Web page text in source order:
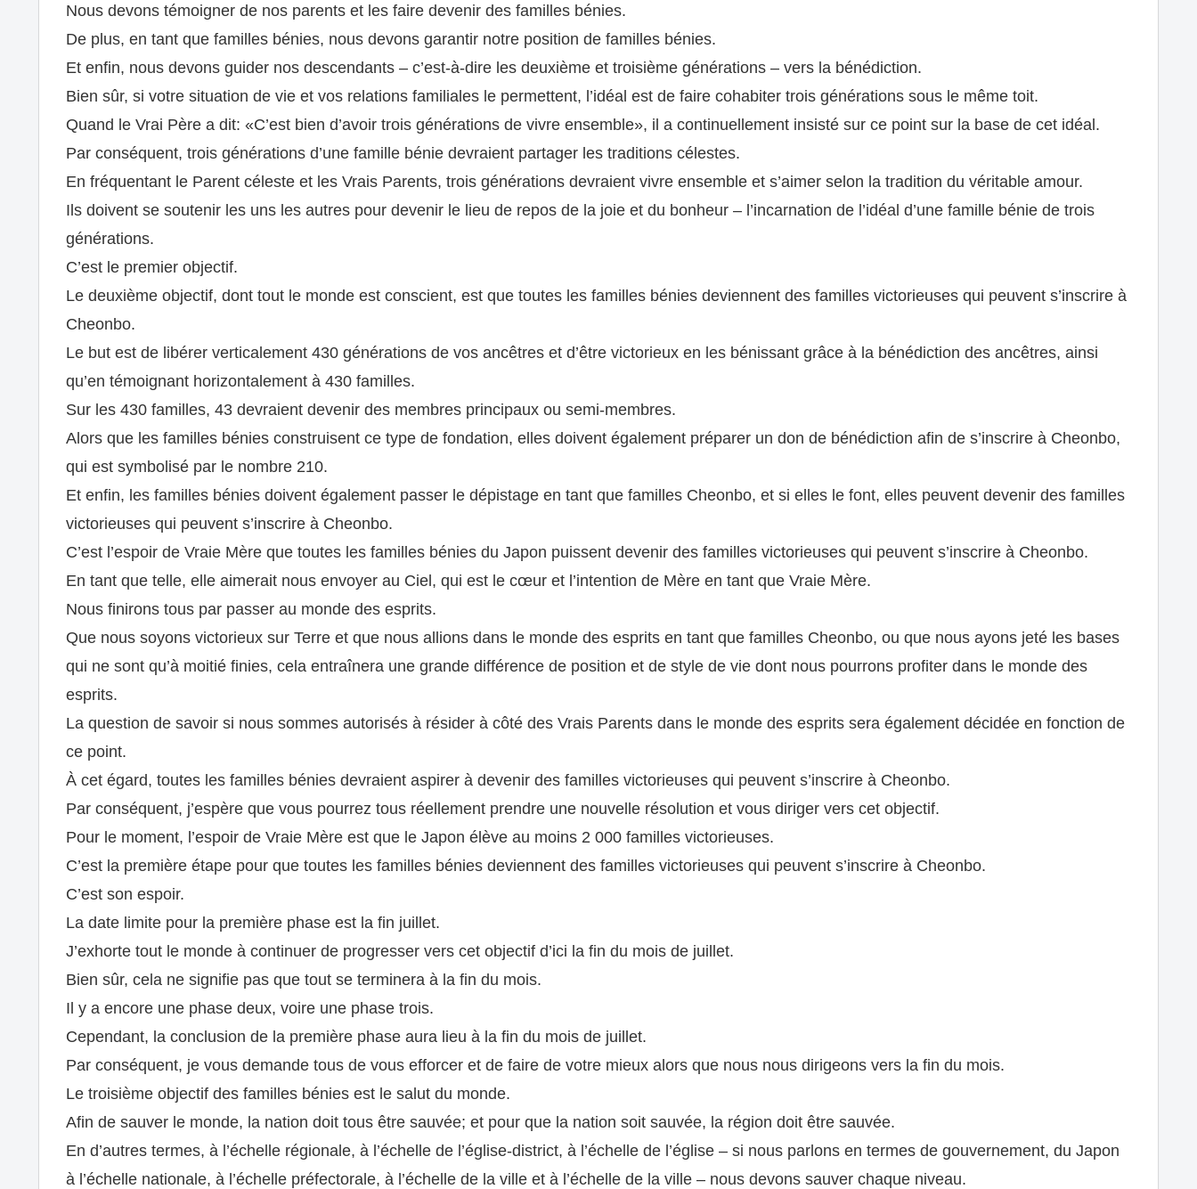
Nous devons témoigner de nos parents et les faire devenir des familles bénies.
De plus, en tant que familles bénies, nous devons garantir notre position de familles bénies.
Et enfin, nous devons guider nos descendants – c’est-à-dire les deuxième et troisième générations – vers la bénédiction.
Bien sûr, si votre situation de vie et vos relations familiales le permettent, l’idéal est de faire cohabiter trois générations sous le même toit.
Quand le Vrai Père a dit: «C’est bien d’avoir trois générations de vivre ensemble», il a continuellement insisté sur ce point sur la base de cet idéal.
Par conséquent, trois générations d’une famille bénie devraient partager les traditions célestes.
En fréquentant le Parent céleste et les Vrais Parents, trois générations devraient vivre ensemble et s’aimer selon la tradition du véritable amour.
Ils doivent se soutenir les uns les autres pour devenir le lieu de repos de la joie et du bonheur – l’incarnation de l’idéal d’une famille bénie de trois
générations.
C’est le premier objectif.
Le deuxième objectif, dont tout le monde est conscient, est que toutes les familles bénies deviennent des familles victorieuses qui peuvent s’inscrire à
Cheonbo.
Le but est de libérer verticalement 430 générations de vos ancêtres et d’être victorieux en les bénissant grâce à la bénédiction des ancêtres, ainsi
qu’en témoignant horizontalement à 430 familles.
Sur les 430 familles, 43 devraient devenir des membres principaux ou semi-membres.
Alors que les familles bénies construisent ce type de fondation, elles doivent également préparer un don de bénédiction afin de s’inscrire à Cheonbo,
qui est symbolisé par le nombre 210.
Et enfin, les familles bénies doivent également passer le dépistage en tant que familles Cheonbo, et si elles le font, elles peuvent devenir des familles
victorieuses qui peuvent s’inscrire à Cheonbo.
C’est l’espoir de Vraie Mère que toutes les familles bénies du Japon puissent devenir des familles victorieuses qui peuvent s’inscrire à Cheonbo.
En tant que telle, elle aimerait nous envoyer au Ciel, qui est le cœur et l’intention de Mère en tant que Vraie Mère.
Nous finirons tous par passer au monde des esprits.
Que nous soyons victorieux sur Terre et que nous allions dans le monde des esprits en tant que familles Cheonbo, ou que nous ayons jeté les bases
qui ne sont qu’à moitié finies, cela entraînera une grande différence de position et de style de vie dont nous pourrons profiter dans le monde des
esprits.
La question de savoir si nous sommes autorisés à résider à côté des Vrais Parents dans le monde des esprits sera également décidée en fonction de
ce point.
À cet égard, toutes les familles bénies devraient aspirer à devenir des familles victorieuses qui peuvent s’inscrire à Cheonbo.
Par conséquent, j’espère que vous pourrez tous réellement prendre une nouvelle résolution et vous diriger vers cet objectif.
Pour le moment, l’espoir de Vraie Mère est que le Japon élève au moins 2 000 familles victorieuses.
C’est la première étape pour que toutes les familles bénies deviennent des familles victorieuses qui peuvent s’inscrire à Cheonbo.
C’est son espoir.
La date limite pour la première phase est la fin juillet.
J’exhorte tout le monde à continuer de progresser vers cet objectif d’ici la fin du mois de juillet.
Bien sûr, cela ne signifie pas que tout se terminera à la fin du mois.
Il y a encore une phase deux, voire une phase trois.
Cependant, la conclusion de la première phase aura lieu à la fin du mois de juillet.
Par conséquent, je vous demande tous de vous efforcer et de faire de votre mieux alors que nous nous dirigeons vers la fin du mois.
Le troisième objectif des familles bénies est le salut du monde.
Afin de sauver le monde, la nation doit tous être sauvée; et pour que la nation soit sauvée, la région doit être sauvée.
En d’autres termes, à l’échelle régionale, à l’échelle de l’église-district, à l’échelle de l’église – si nous parlons en termes de gouvernement, du Japon
à l’échelle nationale, à l’échelle préfectorale, à l’échelle de la ville et à l’échelle de la ville – nous devons sauver chaque niveau.